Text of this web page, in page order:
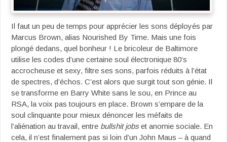
Il faut un peu de temps pour apprécier les sons déployés par
Marcus Brown, alias Nourished By Time. Mais une fois
plongé dedans, quel bonheur ! Le bricoleur de Baltimore
utilise les codes d’une certaine soul électronique 80’s
accrocheuse et sexy, filtre ses sons, parfois réduits à l’état
de spectres, d’échos. C’est alors que surgit tout son génie. Il
se transforme en Barry White sans le sou, en Prince au
RSA, la voix pas toujours en place. Brown s’empare de la
soul clinquante pour mieux dénoncer les méfaits de
l’aliénation au travail, entre bullshit jobset anomie sociale. En
cela, il n’est finalement pas si loin d’un John Maus – à quand